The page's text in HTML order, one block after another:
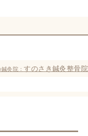
鍼灸院：すのさき鍼灸整骨院